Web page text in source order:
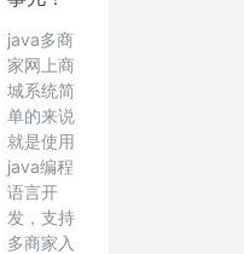
java多商
家网上商
城系统简
单的来说
就是使用
java编程
语言开
发，支持
多商家入